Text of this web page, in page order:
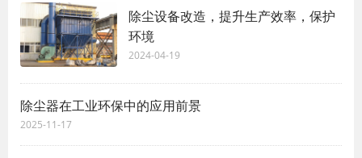
除尘设备改造，提升生产效率，保护
环境
2024-04-19
除尘器在工业环保中的应用前景
2025-11-17